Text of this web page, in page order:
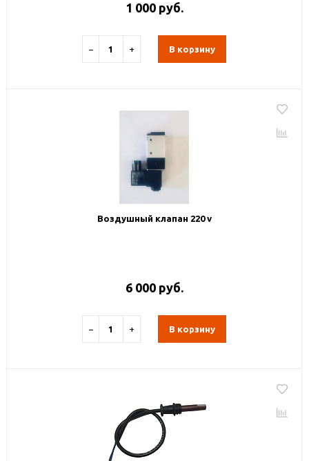
1 000 руб.
− + В корзину
Воздушный клапан 220 v
6 000 руб.
− + В корзину